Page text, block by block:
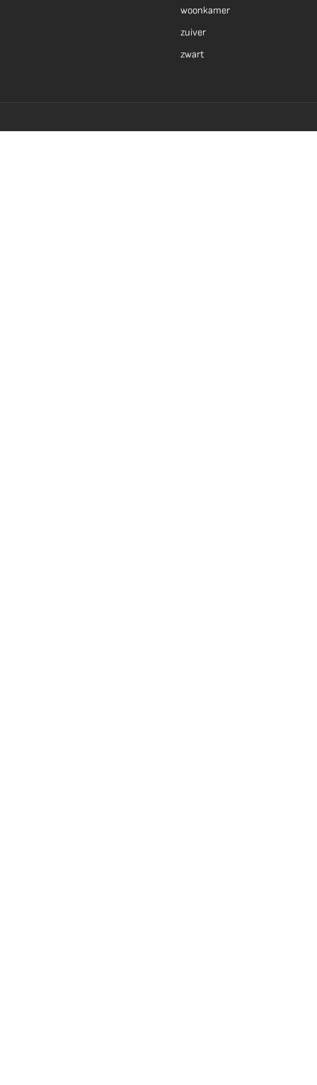
woonkamer
zuiver
zwart